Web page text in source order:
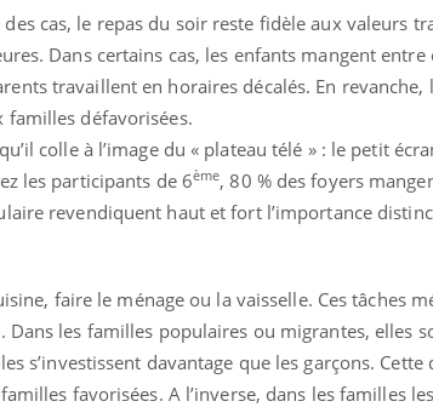
cas, le repas du soir reste fidèle aux valeurs
Dans certains cas, les enfants mangent
travaillent en horaires décalés. En
familles défavorisées.
colle à l’image du « plateau télé » : le petit
les participants de 6ème, 80 % des foyers
revendiquent haut et fort l’importance
faire le ménage ou la vaisselle. Ces tâches
Dans les familles populaires ou migrantes, elles
s’investissent davantage que les garçons. Cette
favorisées. A l’inverse, dans les familles